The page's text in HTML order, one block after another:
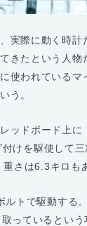
実際に動く時計
きたという人
使われているマ
う。
ッドボード上
けを駆使して
さは6.3キロも
トで駆動する
っているとい